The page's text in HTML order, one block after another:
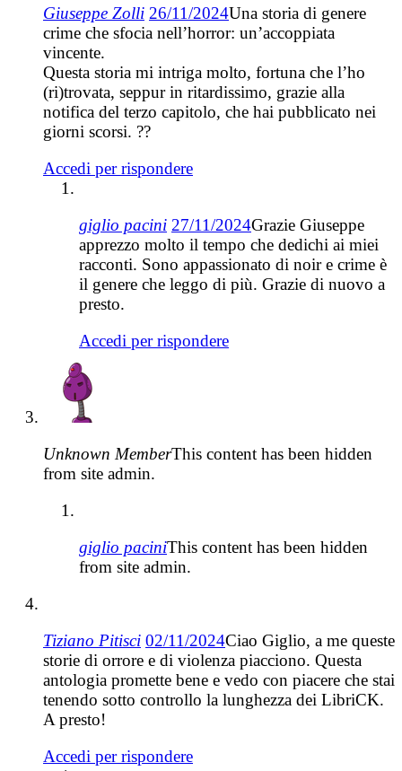
Giuseppe Zolli 26/11/2024Una storia di genere
crime che sfocia nell’horror: un’accoppiata
vincente.
Questa storia mi intriga molto, fortuna che l’ho
(ri)trovata, seppur in ritardissimo, grazie alla
notifica del terzo capitolo, che hai pubblicato nei
giorni scorsi. ??
Accedi per rispondere
giglio pacini 27/11/2024Grazie Giuseppe
apprezzo molto il tempo che dedichi ai miei
racconti. Sono appassionato di noir e crime è
il genere che leggo di più. Grazie di nuovo a
presto.
Accedi per rispondere
Unknown MemberThis content has been hidden
from site admin.
giglio paciniThis content has been hidden
from site admin.
Tiziano Pitisci 02/11/2024Ciao Giglio, a me queste
storie di orrore e di violenza piacciono. Questa
antologia promette bene e vedo con piacere che stai
tenendo sotto controllo la lunghezza dei LibriCK.
A presto!
Accedi per rispondere